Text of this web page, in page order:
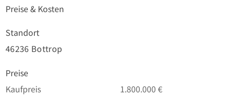
Preise & Kosten
Standort
46236 Bottrop
Preise
Kaufpreis
1.800.000 €